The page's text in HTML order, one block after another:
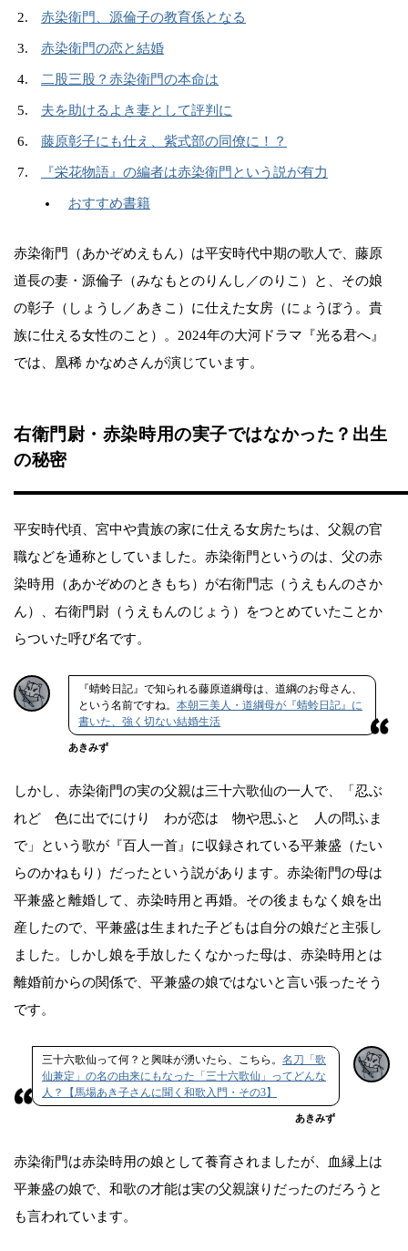
赤染衛門、源倫子の教育係となる
赤染衛門の恋と結婚
二股三股？赤染衛門の本命は
夫を助けるよき妻として評判に
藤原彰子にも仕え、紫式部の同僚に！？
『栄花物語』の編者は赤染衛門という説が有力
おすすめ書籍
赤染衛門（あかぞめえもん）は平安時代中期の歌人で、藤原
道長の妻・源倫子（みなもとのりんし／のりこ）と、その娘
の彰子（しょうし／あきこ）に仕えた女房（にょうぼう。貴
族に仕える女性のこと）。2024年の大河ドラマ『光る君へ』
では、凰稀 かなめさんが演じています。
右衛門尉・赤染時用の実子ではなかった？出生
の秘密
平安時代頃、宮中や貴族の家に仕える女房たちは、父親の官
職などを通称としていました。赤染衛門というのは、父の赤
染時用（あかぞめのときもち）が右衛門志（うえもんのさか
ん）、右衛門尉（うえもんのじょう）をつとめていたことか
らついた呼び名です。
『蜻蛉日記』で知られる藤原道綱母は、道綱のお母さん、
という名前ですね。 本朝三美人・道綱母が『蜻蛉日記』に
書いた、強く切ない結婚生活
あきみず
しかし、赤染衛門の実の父親は三十六歌仙の一人で、「忍ぶ
れど 色に出でにけり わが恋は 物や思ふと 人の問ふま
で」という歌が『百人一首』に収録されている平兼盛（たい
らのかねもり）だったという説があります。赤染衛門の母は
平兼盛と離婚して、赤染時用と再婚。その後まもなく娘を出
産したので、平兼盛は生まれた子どもは自分の娘だと主張し
ました。しかし娘を手放したくなかった母は、赤染時用とは
離婚前からの関係で、平兼盛の娘ではないと言い張ったそう
です。
三十六歌仙って何？と興味が湧いたら、こちら。 名刀「歌
仙兼定」の名の由来にもなった「三十六歌仙」ってどんな
人？【馬場あき子さんに聞く和歌入門・その3】
あきみず
赤染衛門は赤染時用の娘として養育されましたが、血縁上は
平兼盛の娘で、和歌の才能は実の父親譲りだったのだろうと
も言われています。